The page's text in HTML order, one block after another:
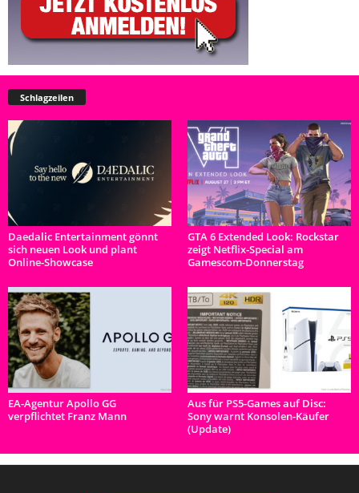
Schlagzeilen
Daedalic Entertainment gönnt
sich neuen Look und plant
Online-Showcase
GTA 6 Extended Look: Rockstar
zeigt Netflix-Special am
Gamescom-Donnerstag
EA-Agentur Apollo GG
verpflichtet Franz Mann
Aus für PS5-Games auf Disc:
Sony warnt Konsolen-Käufer
(Update)